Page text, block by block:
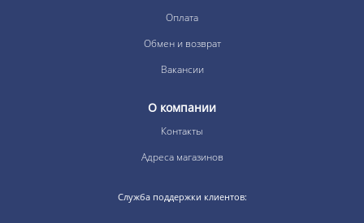
Оплата
Обмен и возврат
Вакансии
О компании
Контакты
Адреса магазинов
Служба поддержки клиентов: